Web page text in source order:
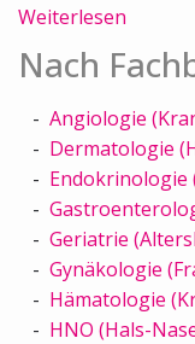
Weiterlesen
Nach
Angiologie
Dermatologie
Endokrinologie
Geriatrie
Gynäkologie
Hämatologie
HNO (Hals-